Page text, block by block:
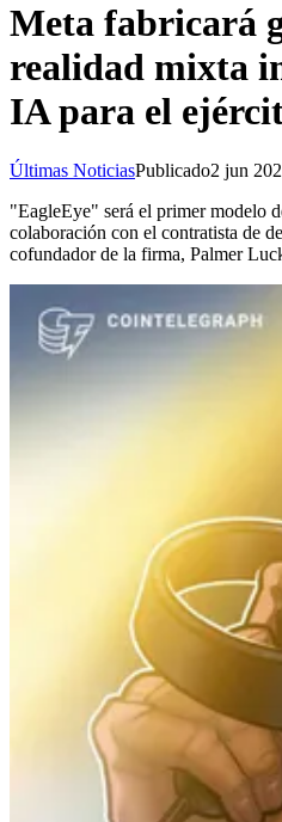
Meta fabricará
realidad mixta
IA para el
Últimas NoticiasPublicado2 jun
"EagleEye" será el primer modelo
colaboración con el contratista de
cofundador de la firma, Palmer